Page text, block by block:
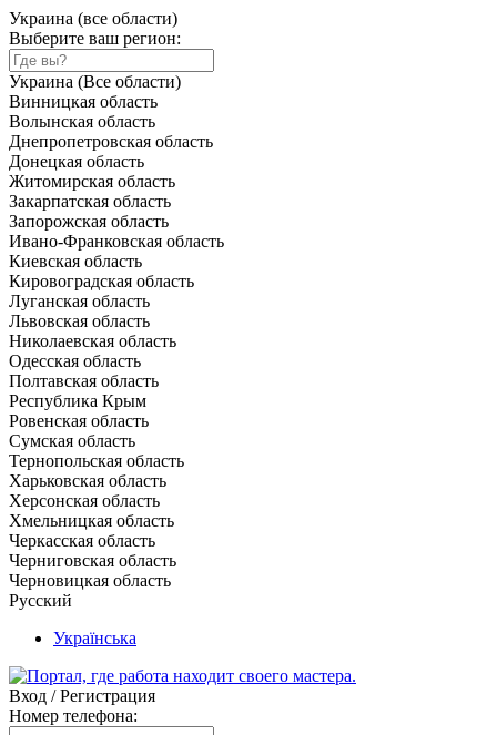
Украина (все области)
Выберите ваш регион:
Украина (Все области)
Винницкая область
Волынская область
Днепропетровская область
Донецкая область
Житомирская область
Закарпатская область
Запорожская область
Ивано-Франковская область
Киевская область
Кировоградская область
Луганская область
Львовская область
Николаевская область
Одесская область
Полтавская область
Республика Крым
Ровенская область
Сумская область
Тернопольская область
Харьковская область
Херсонская область
Хмельницкая область
Черкасская область
Черниговская область
Черновицкая область
Русский
Українська
Вход / Регистрация
Номер телефона: